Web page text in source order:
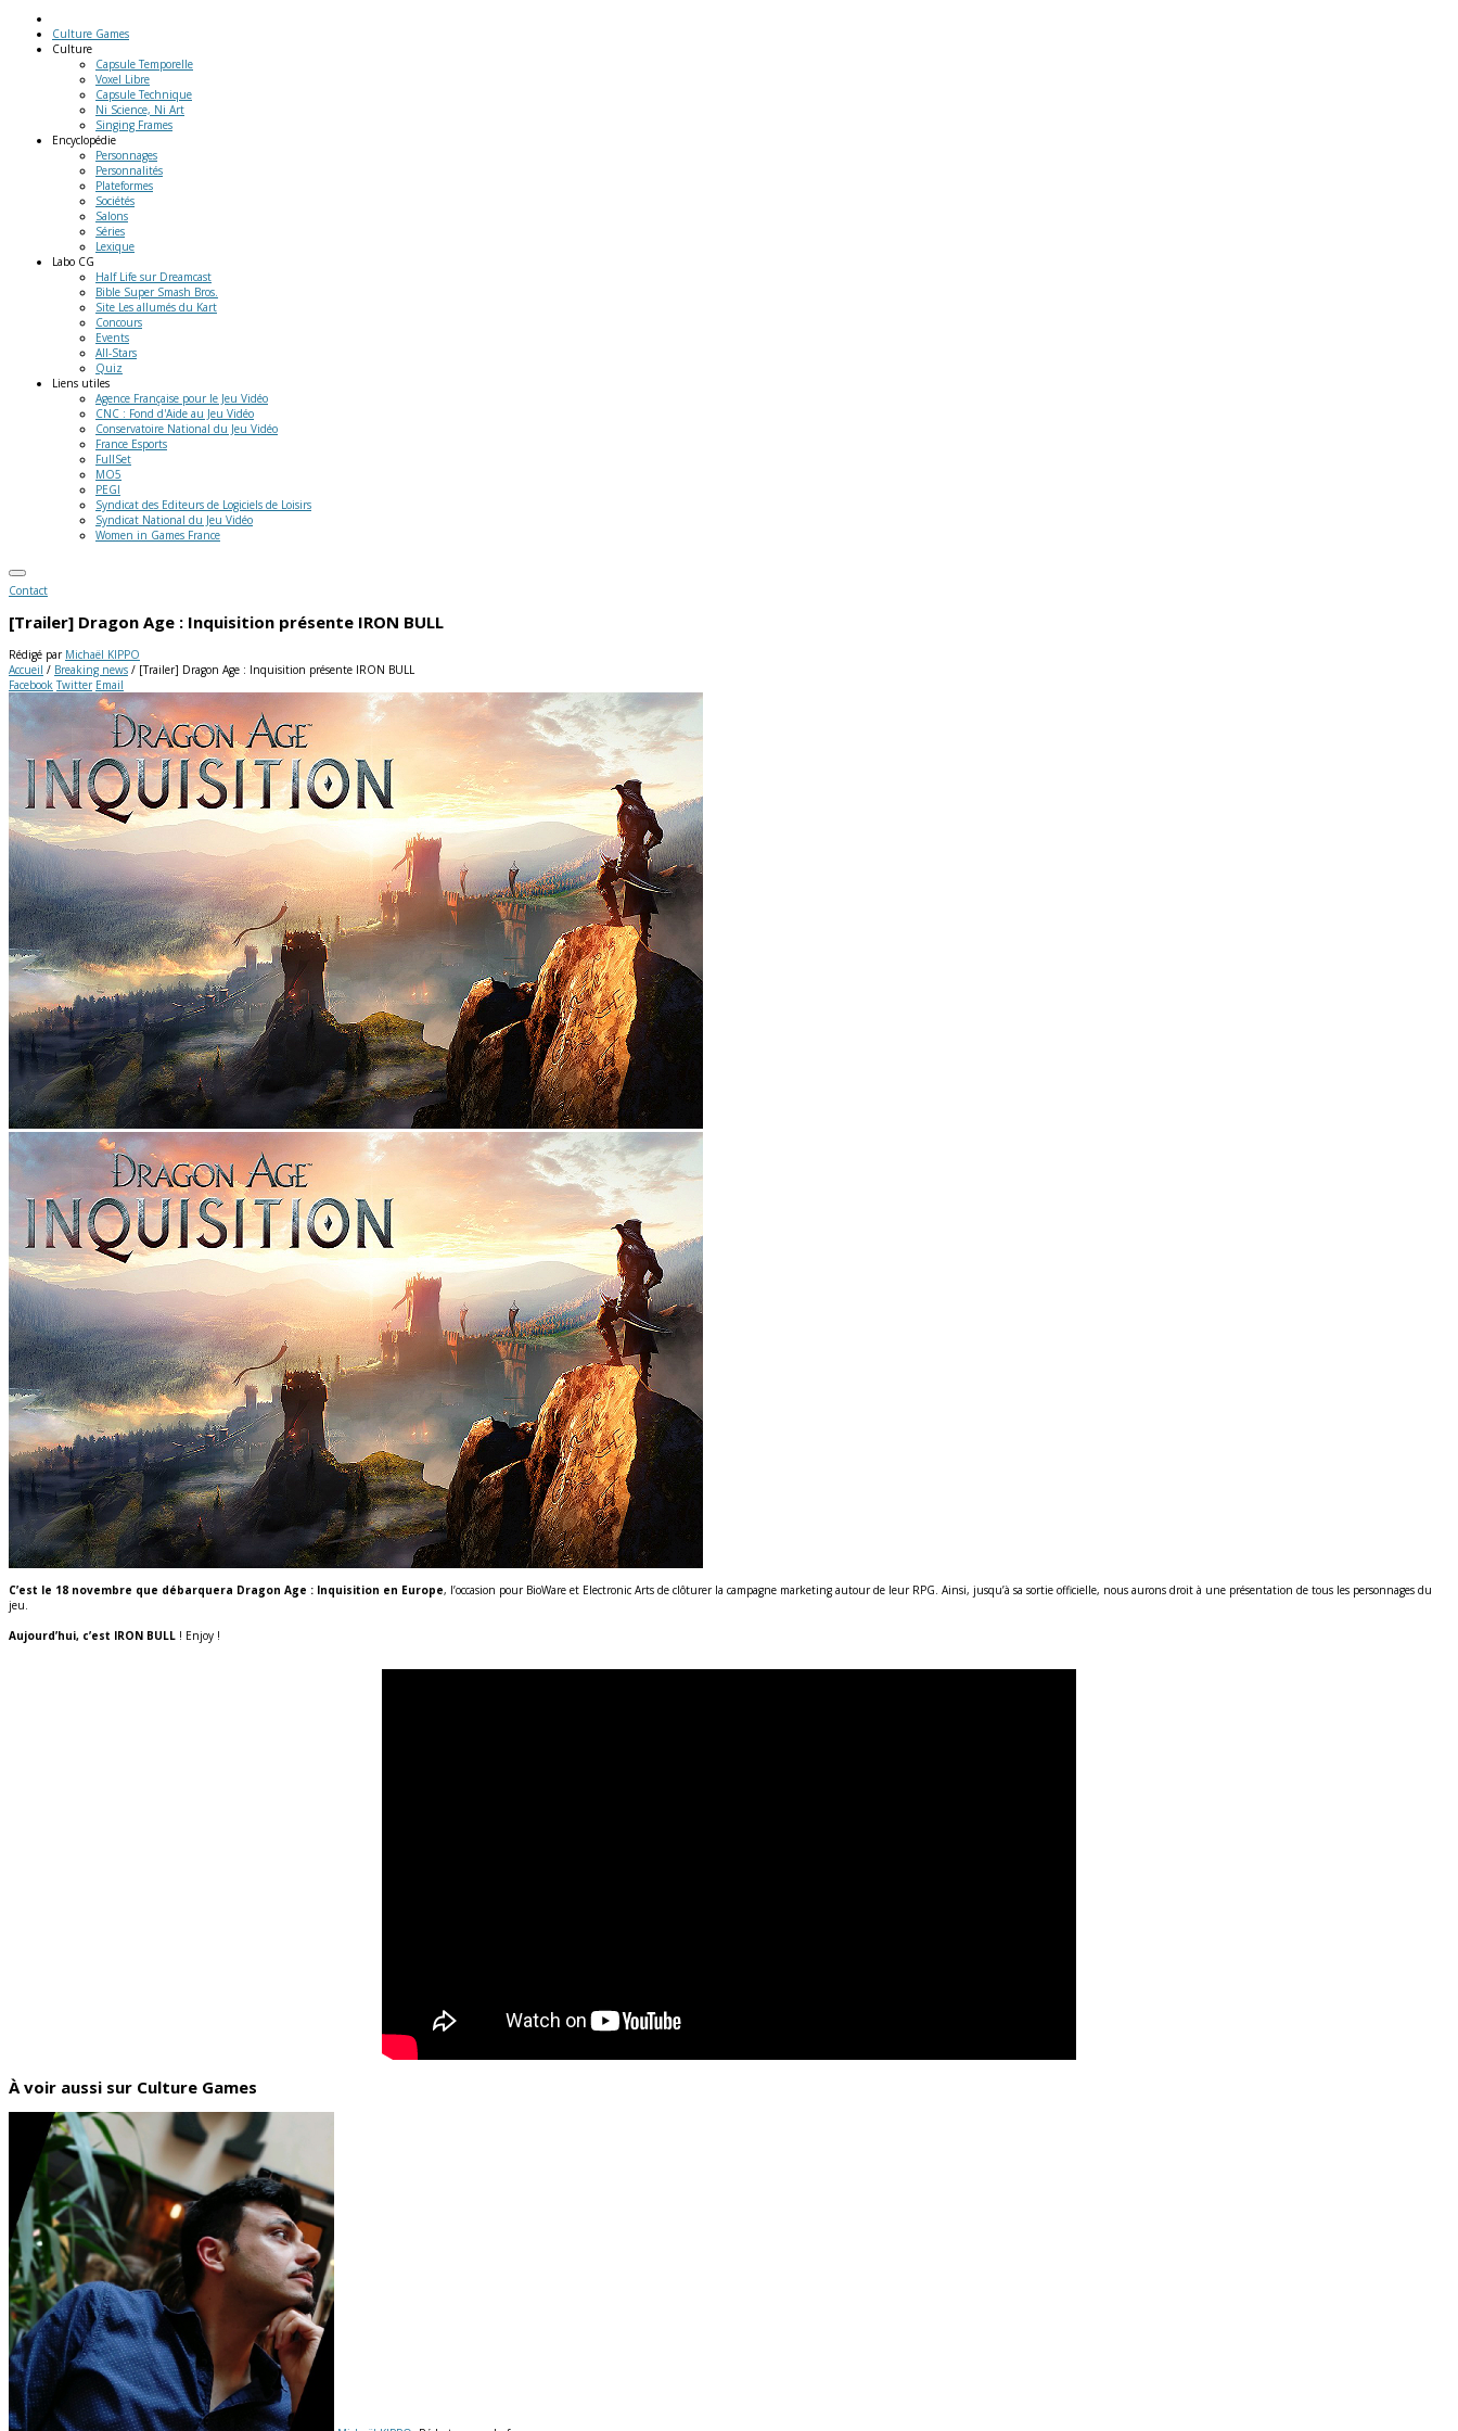
Culture Games
Culture
Capsule Temporelle
Voxel Libre
Capsule Technique
Ni Science, Ni Art
Singing Frames
Encyclopédie
Personnages
Personnalités
Plateformes
Sociétés
Salons
Séries
Lexique
Labo CG
Half Life sur Dreamcast
Bible Super Smash Bros.
Site Les allumés du Kart
Concours
Events
All-Stars
Quiz
Liens utiles
Agence Française pour le Jeu Vidéo
CNC : Fond d'Aide au Jeu Vidéo
Conservatoire National du Jeu Vidéo
France Esports
FullSet
MO5
PEGI
Syndicat des Editeurs de Logiciels de Loisirs
Syndicat National du Jeu Vidéo
Women in Games France
Contact
[Trailer] Dragon Age : Inquisition présente IRON BULL
Rédigé par Michaël KIPPO
Accueil / Breaking news / [Trailer] Dragon Age : Inquisition présente IRON BULL
Facebook Twitter Email
C’est le 18 novembre que débarquera Dragon Age : Inquisition en Europe, l’occasion pour BioWare et Electronic Arts de clôturer la campagne marketing autour de leur RPG. Ainsi, jusqu’à sa sortie officielle, nous aurons droit à une présentation de tous les personnages du
jeu.
Aujourd’hui, c’est IRON BULL ! Enjoy !
À voir aussi sur Culture Games